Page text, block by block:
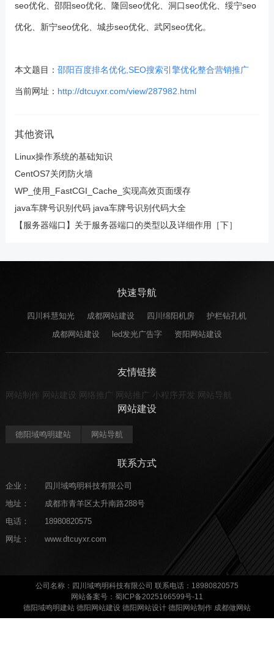
seo优化、邵阳seo优化、隆回seo优化、洞口seo优化、绥宁seo
优化、新宁seo优化、城步seo优化、武冈seo优化。
本文题目： 邵阳百度排名优化,SEO搜索引擎优化整合营销推广
当前网址： http://dtcuyxr.com/view/287982.html
其他资讯
Linux操作系统的基础知识
CentOS7关闭防火墙
WP_使用_FastCGI_Cache_实现高效页面缓存
java车牌号识别代码 java车牌号识别代码大全
【服务器端口】关于服务器端口的类型以及详细作用［下］
快速导航
四川科慧知光 成都网站建设 四川绵阳机房
护栏钻孔机
成都网站建设
led发光广告字 资阳网站建设
友情链接
网站制作 网站建设 网络推广 网站推广 小程序开发 网站导航
网站建设
德阳域鸣明建站 网站导航
联系方式
企业：
四川域鸣明科技有限公司
地址：
成都市青羊区太升南路288号
电话：
18980820575
网址：
www.dtcuyxr.com
公司名称：四川域鸣明科技有限公司 联系电话：18980820575
网站备案号：蜀ICP备2025166599号-11
德阳域鸣明建站 德阳网站建设 德阳网站设计 德阳网站制作 成都做网站